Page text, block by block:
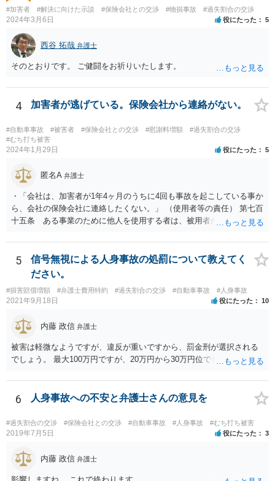
セン等においても、基本的には、損害論も責任論も裁判所と同じよう
な視点で解決が目指されることになります。
#加害者 #解決に向けた示談 #保険会社との交渉 #物損事故 #過失割合の交渉
2024年3月6日 役にたった 5
西谷 拓哉 弁護士
そのとおりです。 ご健闘をお祈りいたします。
4 加害者が逃げている。保険会社から連絡がない。
#自動車事故 #被害者 #保険会社との交渉 #慰謝料増額
#過失割合の交渉
#むち打ち被害
2024年1月29日 役にたった 5
匿名A 弁護士
・「会社は、加害者が1年4ヶ月のうちに4回も事故を起こしている事か
ら、会社の保険会社に連絡したくない。」 （使用者等の責任） 第七百
十五条 ある事業のために他人を使用する者は、被用者がその事業の
用者が被用者の選任及びその事業の監督について相当の注意をしたと
き、又は相当の注意をしても損害が生ずべきであったときは、この限
りでない。 会社側の言い分に付き合わず、会社側への請求をお考えな
さったほうがよろしいかもしれません。加害ドライバーの任意保険が
本件に使えるか、使おうとするかが定かではありませんので。「1年4
ヶ月のうちに4回も事故」の事実は、会社から加害ドライバーへの責任
転嫁のような発言ですが、上記ただし書との関連で言えば、会社側が
「相当の注意」をしていなかった証左でしょう。 今後の対応ですが、
事故証明書を速やかに取得すべきです。 病院で治療を受ける際、第三
者行為による傷病届を出す必要があります。 最終的にどこまで認めら
れるかという問題はありますが、事故後に事故に関連した支出に関し
ては、領収書をもらい保存しておきましょう。
5
信号無視による人身事故の処罰について教えてく
ださい。
#損害賠償増額 #弁護士費用特約 #過失割合の交渉 #自動車事故 #人身事故
2021年9月18日 役にたった 10
内藤 政信 弁護士
被害は軽微なようですが、違反が重いですから、罰金刑が選択される
でしょう。 最大100万円ですが、20万円から30万円位でしょうか。
6 人身事故への不安と弁護士さんの意見を
#過失割合の交渉 #保険会社との交渉 #自動車事故 #人身事故 #むち打ち被害
2019年7月5日 役にたった 3
内藤 政信 弁護士